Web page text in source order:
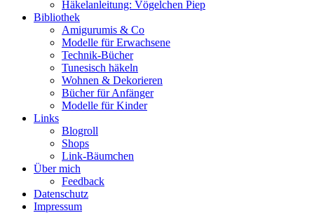
Häkelanleitung: Vögelchen Piep
Bibliothek
Amigurumis & Co
Modelle für Erwachsene
Technik-Bücher
Tunesisch häkeln
Wohnen & Dekorieren
Bücher für Anfänger
Modelle für Kinder
Links
Blogroll
Shops
Link-Bäumchen
Über mich
Feedback
Datenschutz
Impressum